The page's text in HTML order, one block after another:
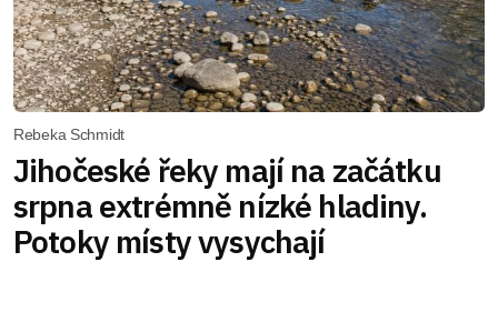
Rebeka Schmidt
Jihočeské řeky mají na začátku
srpna extrémně nízké hladiny.
Potoky místy vysychají